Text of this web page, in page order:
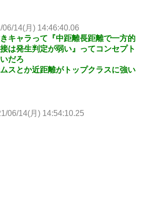
06/14(月) 14:46:40.06
キャラって『中距離長距離で一方的
は発生判定が弱い』ってコンセプト
だろ
スとか近距離がトップクラスに強い
06/14(月) 14:54:10.25